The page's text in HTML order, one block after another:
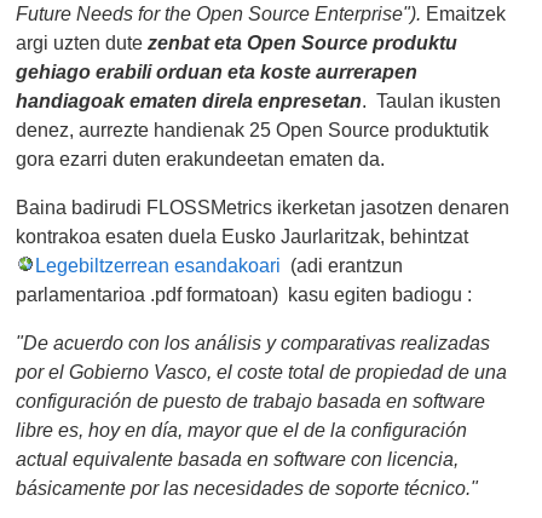
Future Needs for the Open Source Enterprise"). Emaitzek
argi uzten dutezenbat eta Open Source produktu
gehiago erabili orduan eta koste aurrerapen
handiagoak ematen direla enpresetan. Taulan ikusten
denez, aurrezte handienak 25 Open Source produktutik
gora ezarri duten erakundeetan ematen da.
Baina badirudi FLOSSMetrics ikerketan jasotzen denaren
kontrakoa esaten duela Eusko Jaurlaritzak, behintzat
Legebiltzerrean esandakoari (adi erantzun
parlamentarioa .pdf formatoan) kasu egiten badiogu :
"De acuerdo con los análisis y comparativas realizadas
por el Gobierno Vasco, el coste total de propiedad de una
configuración de puesto de trabajo basada en software
libre es, hoy en día, mayor que el de la configuración
actual equivalente basada en software con licencia,
básicamente por las necesidades de soporte técnico."